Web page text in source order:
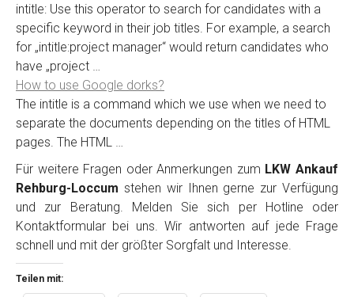
intitle: Use this operator to search for candidates with a
specific keyword in their job titles. For example, a search
for „intitle:project manager“ would return candidates who
have „project …
How to use Google dorks?
The intitle is a command which we use when we need to
separate the documents depending on the titles of HTML
pages. The HTML …
Für weitere Fragen oder Anmerkungen zum LKW Ankauf
Rehburg-Loccum stehen wir Ihnen gerne zur Verfügung
und zur Beratung. Melden Sie sich per Hotline oder
Kontaktformular bei uns. Wir antworten auf jede Frage
schnell und mit der größter Sorgfalt und Interesse.
Teilen mit: